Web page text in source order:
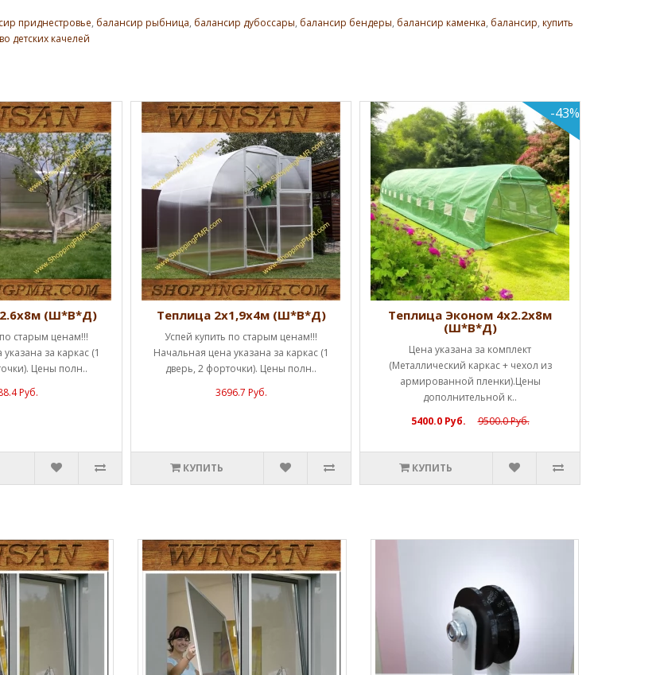
приднестровье, балансир рыбница, балансир дубоссары, балансир бендеры, балансир каменка, балансир, купить
детских качелей
(Ш*В*Д)
старым ценам!!!
за каркас (1
Цены полн..
Руб.
Теплица 2х1,9х4м (Ш*В*Д)
Успей купить по старым ценам!!!
Начальная цена указана за каркас (1
дверь, 2 форточки). Цены полн..
3696.7 Руб.
КУПИТЬ
Теплица Эконом 4х2.2х8м
(Ш*В*Д)
Цена указана за комплект
(Металлический каркас + чехол из
армированной пленки).Цены
дополнительной к..
5400.0 Руб.
9500.0 Руб.
КУПИТЬ
-43%